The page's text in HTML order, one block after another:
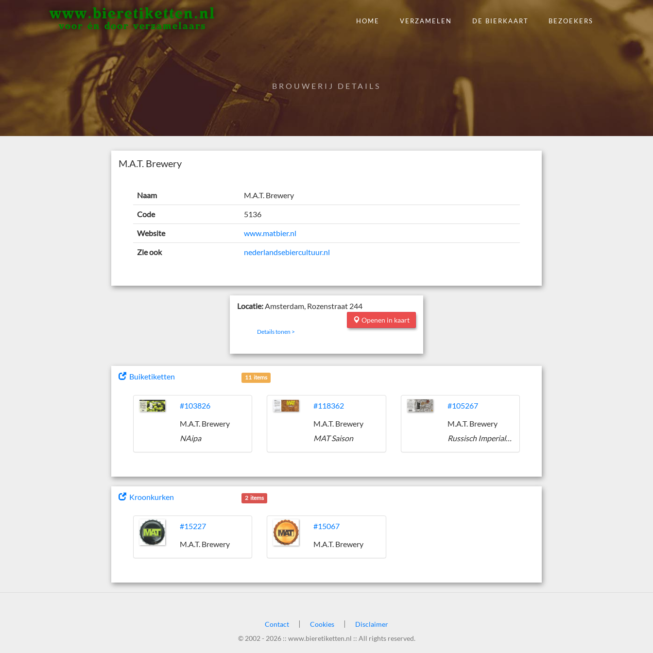
www.bieretiketten.nl
voor én door verzamelaars
HOME VERZAMELEN DE BIERKAART BEZOEKERS
BROUWERIJ DETAILS
M.A.T. Brewery
Naam M.A.T. Brewery
Code 5136
Website www.matbier.nl
Zie ook nederlandsebiercultuur.nl
Locatie:Amsterdam, Rozenstraat 244
Openen in kaart
Details tonen >
Buiketiketten 11 items
#103826
M.A.T. Brewery
NAipa
#118362
M.A.T. Brewery
MAT Saison
#105267
M.A.T. Brewery
Russisch Imperialistisch Zwijn
Kroonkurken 2 items
#15227
M.A.T. Brewery
#15067
M.A.T. Brewery
Contact | Cookies | Disclaimer
© 2002 - 2026 :: www.bieretiketten.nl :: All rights reserved.